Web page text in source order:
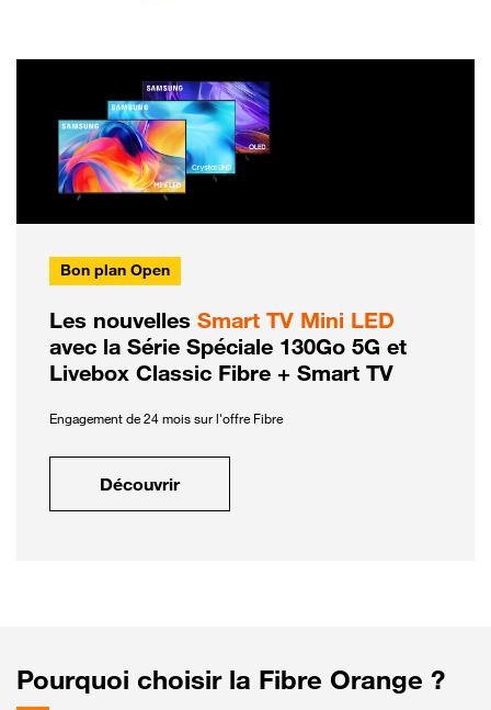
Bon plan Open
Les nouvelles Smart TV Mini LED
avec la Série Spéciale 130Go 5G et
Livebox Classic Fibre + Smart TV
Engagement de 24 mois sur l'offre Fibre
Découvrir
Pourquoi choisir la Fibre Orange ?